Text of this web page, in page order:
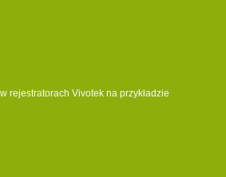
rejestratorach Vivotek na przykładzie